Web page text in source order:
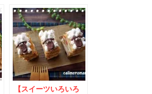
【スイーツいろいろ